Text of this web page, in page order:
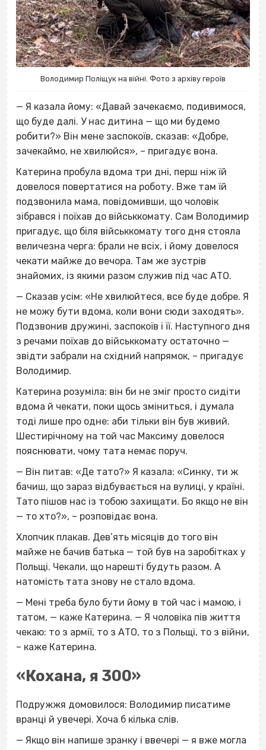
Володимир Поліщук на війні. Фото з архіву героїв
— Я казала йому: «Давай зачекаємо, подивимося,
що буде далі. У нас дитина — що ми будемо
робити?» Він мене заспокоїв, сказав: «Добре,
зачекаймо, не хвилюйся», – пригадує вона.
Катерина пробула вдома три дні, перш ніж їй
довелося повертатися на роботу. Вже там їй
подзвонила мама, повідомивши, що чоловік
зібрався і поїхав до військкомату. Сам Володимир
пригадує, що біля військкомату того дня стояла
величезна черга: брали не всіх, і йому довелося
чекати майже до вечора. Там же зустрів
знайомих, із якими разом служив під час АТО.
— Сказав усім: «Не хвилюйтеся, все буде добре. Я
не можу бути вдома, коли вони сюди заходять».
Подзвонив дружині, заспокоїв і її. Наступного дня
з речами поїхав до військкомату остаточно —
звідти забрали на східний напрямок, – пригадує
Володимир.
Катерина розуміла: він би не зміг просто сидіти
вдома й чекати, поки щось зміниться, і думала
тоді лише про одне: аби тільки він був живий.
Шестирічному на той час Максиму довелося
пояснювати, чому тата немає поруч.
— Він питав: «Де тато?» Я казала: «Синку, ти ж
бачиш, що зараз відбувається на вулиці, у країні.
Тато пішов нас із тобою захищати. Бо якщо не він
— то хто?», – розповідає вона.
Хлопчик плакав. Дев’ять місяців до того він
майже не бачив батька — той був на заробітках у
Польщі. Чекали, що нарешті будуть разом. А
натомість тата знову не стало вдома.
— Мені треба було бути йому в той час і мамою, і
татом, — каже Катерина. — Я чоловіка пів життя
чекаю: то з армії, то з АТО, то з Польщі, то з війни,
– каже Катерина.
«Кохана, я 300»
Подружжя домовилося: Володимир писатиме
вранці й увечері. Хоча б кілька слів.
— Якщо він напише зранку і ввечері — я вже могла